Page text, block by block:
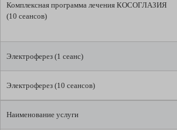
Комплексная программа лечения КОСОГЛАЗИЯ
(10 сеансов)
Электроферез (1 сеанс)
Электроферез (10 сеансов)
Наименование услуги